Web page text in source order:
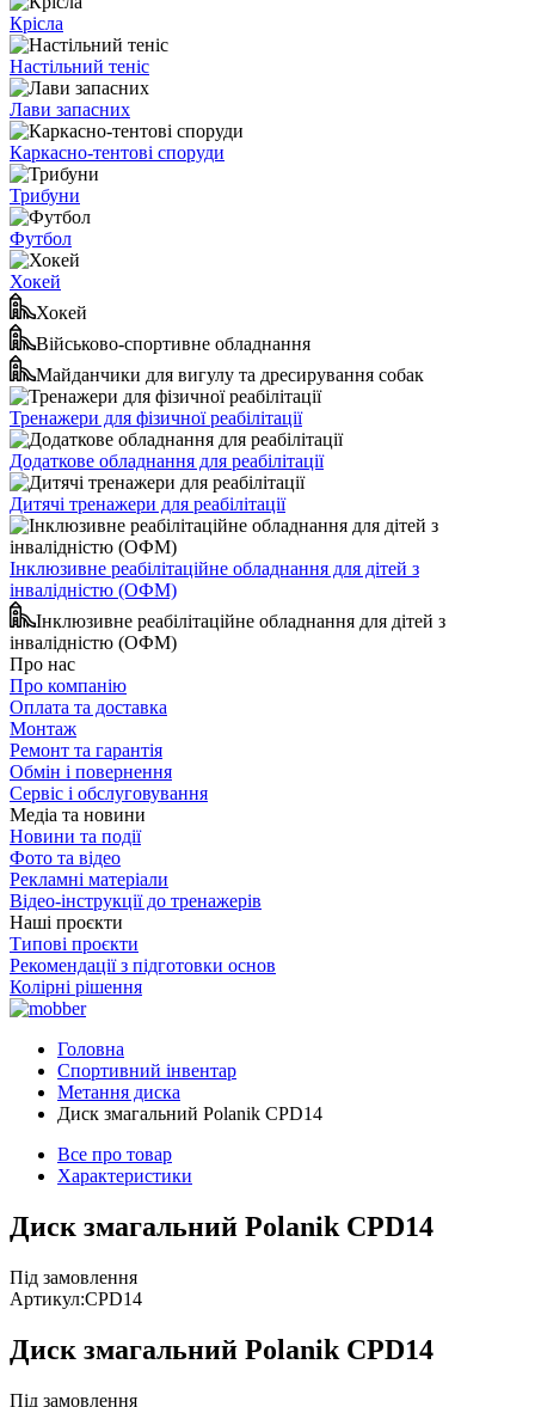
Крісла
Настільний теніс
Лави запасних
Каркасно-тентові споруди
Трибуни
Футбол
Хокей
Хокей
Військово-спортивне обладнання
Майданчики для вигулу та дресирування собак
Тренажери для фізичної реабілітації
Додаткове обладнання для реабілітації
Дитячі тренажери для реабілітації
Інклюзивне реабілітаційне обладнання для дітей з
інвалідністю (ОФМ)
Інклюзивне реабілітаційне обладнання для дітей з
інвалідністю (ОФМ)
Про нас
Про компанію
Оплата та доставка
Монтаж
Ремонт та гарантія
Обмін і повернення
Сервіс і обслуговування
Медіа та новини
Новини та події
Фото та відео
Рекламні матеріали
Відео-інструкції до тренажерів
Наші проєкти
Типові проєкти
Рекомендації з підготовки основ
Колірні рішення
Головна
Спортивний інвентар
Метання диска
Диск змагальний Polanik CPD14
Все про товар
Характеристики
Диск змагальний Polanik CPD14
Під замовлення
Артикул:CPD14
Диск змагальний Polanik CPD14
Під замовлення